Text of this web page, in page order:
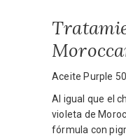
Aceite Purple
Al igual que el
violeta de
fórmula con